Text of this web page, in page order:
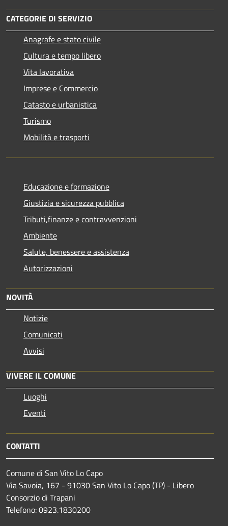
CATEGORIE DI SERVIZIO
Anagrafe e stato civile
Cultura e tempo libero
Vita lavorativa
Imprese e Commercio
Catasto e urbanistica
Turismo
Mobilità e trasporti
Educazione e formazione
Giustizia e sicurezza pubblica
Tributi,finanze e contravvenzioni
Ambiente
Salute, benessere e assistenza
Autorizzazioni
NOVITÀ
Notizie
Comunicati
Avvisi
VIVERE IL COMUNE
Luoghi
Eventi
CONTATTI
Comune di San Vito Lo Capo
Via Savoia, 167 - 91030 San Vito Lo Capo (TP) - Libero
Consorzio di Trapani
Telefono: 0923.1830200